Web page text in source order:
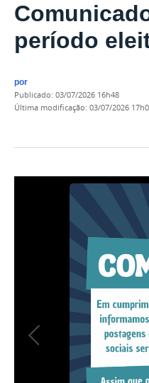
período
por
publicado: 03/07/2026 16h48
última modificação: 03/07/2026